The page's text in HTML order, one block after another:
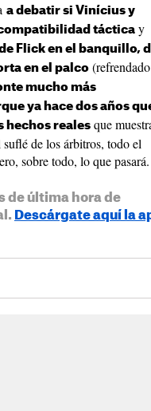
a debatir si Vinícius y
táctica y
Flick en el banquillo,
en el palco
mucho más
ya hace dos años
hechos reales que
de los árbitros, todo el
sobre todo, lo que pasará.
de última hora de
Descárgate aquí la